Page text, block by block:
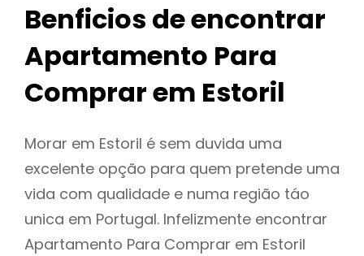
Benficios de encontrar
Apartamento Para
Comprar em Estoril
Morar em Estoril é sem duvida uma
excelente opção para quem pretende uma
vida com qualidade e numa região táo
unica em Portugal. Infelizmente encontrar
Apartamento Para Comprar em Estoril